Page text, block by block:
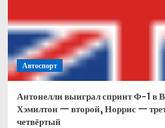
Автоспорт
Антонелли выиграл спринт Ф-1 в
Хэмилтон — второй, Норрис —
четвёртый